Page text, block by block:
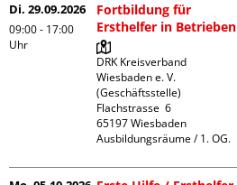
Di. 29.09.2026
09:00 - 17:00
Uhr
Fortbildung für
Ersthelfer in Betrieben
DRK Kreisverband
Wiesbaden e. V.
(Geschäftsstelle)
Flachstrasse  6
65197 Wiesbaden
Ausbildungsräume / 1. OG.